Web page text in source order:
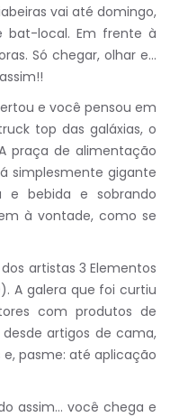
vai até domingo,
bat-local. Em frente à
Só chegar, olhar e…
e você pensou em
top das galáxias, o
praça de alimentação
simplesmente gigante
bebida e sobrando
à vontade, como se
artistas 3 Elementos
A galera que foi curtiu
com produtos de
artigos de cama,
pasme: até aplicação
assim… você chega e